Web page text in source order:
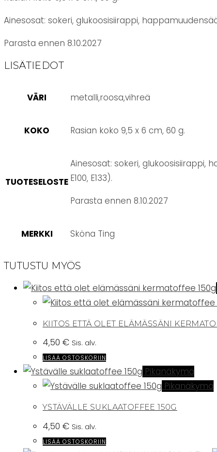
Ainesosat: sokeri, glukoosisiirappi,
Parasta ennen 8.10.2027
LISÄTIEDOT
VÄRI metalli,roosa,vihreä
KOKO Rasian koko 9,5 x 6 cm, 60 g.
TUOTESELOSTE
Ainesosat: sokeri, glukoosisiirappi,
E100, E133).
Parasta ennen 8.10.2027
MERKKI Sköna Ting
TUTUSTU MYÖS
KIITOS ETTÄ OLET ELÄMÄSSÄNI
4,50 € Sis. alv.
LISÄÄ OSTOSKORIIN
Pikanäkymä
Pikanäkymä
YSTÄVÄLLE SUKLAATOFFEE 150G
4,50 € Sis. alv.
LISÄÄ OSTOSKORIIN